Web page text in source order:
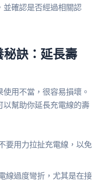
並確認是否經過相關認
訣：延長壽
用不當，很容易損壞。
幫助你延長充電線的壽
要用力拉扯充電線，以免
線過度彎折，尤其是在接